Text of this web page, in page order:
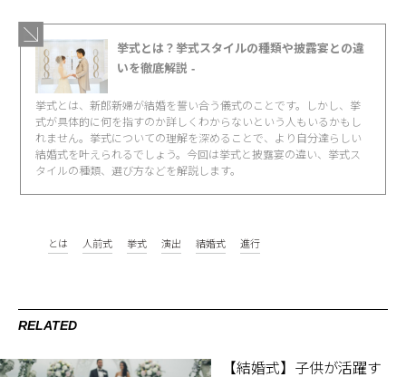
挙式とは？挙式スタイルの種類や披露宴との違
いを徹底解説 -
挙式とは、新郎新婦が結婚を誓い合う儀式のことです。しかし、挙
式が具体的に何を指すのか詳しくわからないという人もいるかもし
れません。挙式についての理解を深めることで、より自分達らしい
結婚式を叶えられるでしょう。今回は挙式と披露宴の違い、挙式ス
タイルの種類、選び方などを解説します。
とは 人前式 挙式 演出 結婚式 進行
RELATED
【結婚式】子供が活躍す